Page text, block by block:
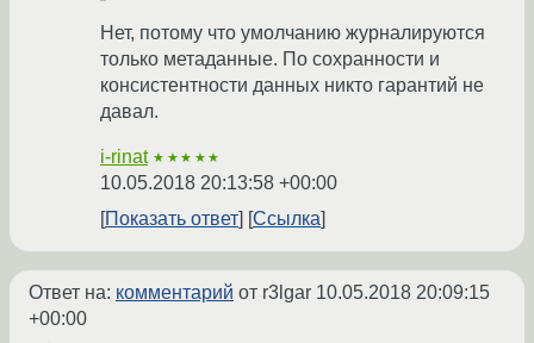
Нет, потому что умолчанию журналируются
только метаданные. По сохранности и
консистентности данных никто гарантий не
давал.
i-rinat ★★★★★
10.05.2018 20:13:58 +00:00
Показать ответ
Ссылка
Ответ на: комментарий от r3lgar 10.05.2018 20:09:15
+00:00